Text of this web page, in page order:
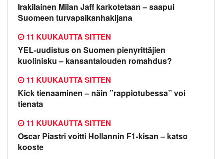
Irakilainen Milan Jaff karkotetaan – saapui
Suomeen turvapaikanhakijana
YEL-uudistus on Suomen pienyrittäjien
kuolinisku – kansantalouden romahdus?
11 KUUKAUTTA SITTEN
Kick tienaaminen – näin ”rappiotubessa” voi
tienata
11 KUUKAUTTA SITTEN
Oscar Piastri voitti Hollannin F1-kisan – katso
kooste
11 KUUKAUTTA SITTEN